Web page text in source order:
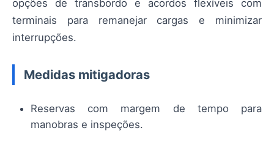
opções de transbordo e acordos flexíveis com
terminais para remanejar cargas e minimizar
interrupções.
Medidas mitigadoras
Reservas com margem de tempo para
manobras e inspeções.